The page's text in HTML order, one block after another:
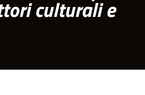
culturali e